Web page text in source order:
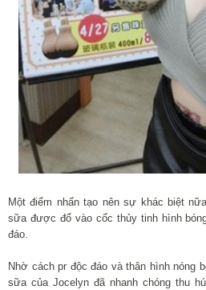
Một điểm nhấn tạo nên sự khác biệt
sữa được đổ vào cốc thủy tinh hình
đáo.
Nhờ cách pr độc đáo và thân hình nóng
sữa của Jocelyn đã nhanh chóng thu